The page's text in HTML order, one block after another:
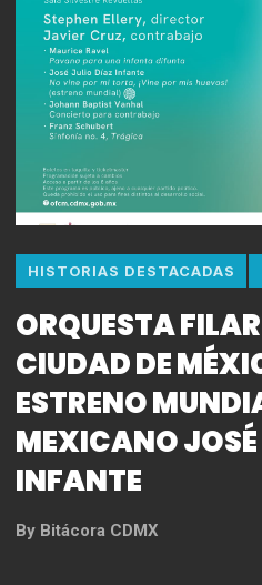
HISTORIAS DESTACADAS
ORQUESTA
CIUDAD DE
ESTRENO
MEXICANO
INFANTE
By Bitácora CDMX